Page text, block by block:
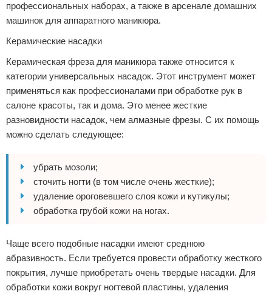
профессиональных наборах, а также в арсенале домашних
машинок для аппаратного маникюра.
Керамические насадки
Керамическая фреза для маникюра также относится к
категории универсальных насадок. Этот инструмент может
применяться как профессионалами при обработке рук в
салоне красоты, так и дома. Это менее жесткие
разновидности насадок, чем алмазные фрезы. С их помощь
можно сделать следующее:
убрать мозоли;
сточить ногти (в том числе очень жесткие);
удаление ороговевшего слоя кожи и кутикулы;
обработка грубой кожи на ногах.
Чаще всего подобные насадки имеют среднюю
абразивность. Если требуется провести обработку жесткого
покрытия, лучше приобретать очень твердые насадки. Для
обработки кожи вокруг ногтевой пластины, удаления